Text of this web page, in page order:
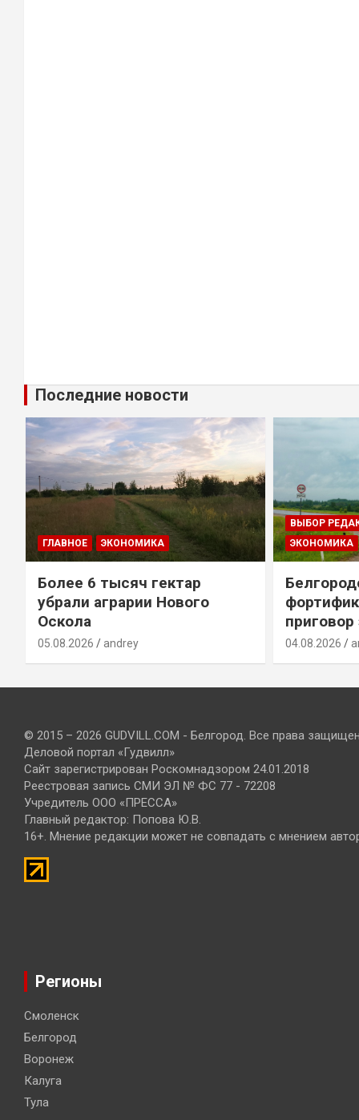
Последние новости
ГЛАВНОЕ ЭКОНОМИКА
Более 6 тысяч гектар
убрали аграрии Нового
Оскола
05.08.2026 andrey
ВЫБОР
ЭКОНОМИКА
04.08.2026
© 2015 – 2026 GUDVILL.COM - Белгород. Все права
Деловой портал «Гудвилл»
Сайт зарегистрирован Роскомнадзором 24.01.2018
Реестровая запись СМИ ЭЛ № ФС 77 - 72208
Учредитель ООО «ПРЕССА»
Главный редактор: Попова Ю.В.
16+. Мнение редакции может не совпадать с мнением
Регионы
Смоленск
Белгород
Воронеж
Калуга
Тула